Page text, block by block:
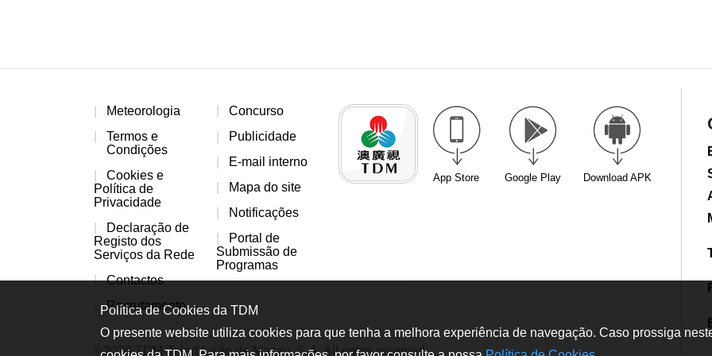
Meteorologia
Termos e
Condições
Cookies e
Política de
Privacidade
Declaração de
Registo dos
Serviços da Rede
Contactos
Recrutamento
Concurso
Publicidade
E-mail interno
Mapa do site
Notificações
Portal de
Submissão de
Programas
App Store Google Play Download APK
©2026 TDM-Teledifusão de Macau, S.A. All rights reserved
Política de Cookies da TDM
O presente website utiliza cookies para que tenha a melhora experiência de navegação. Caso prossiga